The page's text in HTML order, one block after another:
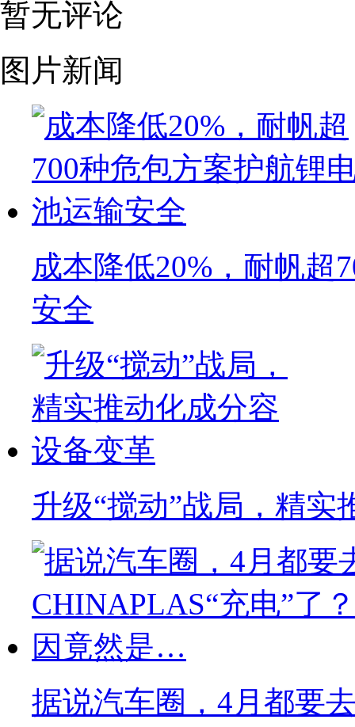
暂无评论
图片新闻
成本降低20%，耐帆超
安全
升级“搅动”战局，精实
据说汽车圈，4月都要